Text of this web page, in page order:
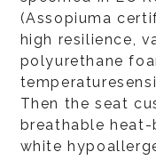
(Assopiuma
high resilience,
polyurethane
Then the seat
breathable
white